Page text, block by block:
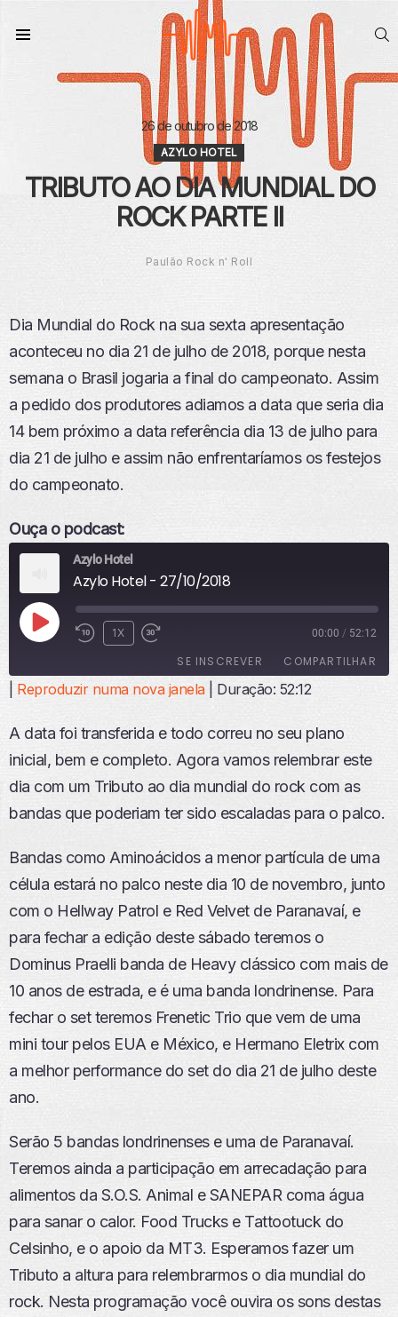
26 de outubro de 2018
AZYLO HOTEL
TRIBUTO AO DIA MUNDIAL DO
ROCK PARTE II
Paulão Rock n' Roll
Dia Mundial do Rock na sua sexta apresentação
aconteceu no dia 21 de julho de 2018, porque nesta
semana o Brasil jogaria a final do campeonato. Assim
a pedido dos produtores adiamos a data que seria dia
14 bem próximo a data referência dia 13 de julho para
dia 21 de julho e assim não enfrentaríamos os festejos
do campeonato.
Ouça o podcast:
Azylo Hotel
Azylo Hotel - 27/10/2018
R
E
U
Z
R
E
S
Ó
I
O
1X 00:00 / 52:12
SE INSCREVER COMPARTILHAR
FEED RSS
LINK
INCORPO
RAR
Reproduzir numa nova janela Duração: 52:12
A data foi transferida e todo correu no seu plano
inicial, bem e completo. Agora vamos relembrar este
dia com um Tributo ao dia mundial do rock com as
bandas que poderiam ter sido escaladas para o palco.
Bandas como Aminoácidos a menor partícula de uma
célula estará no palco neste dia 10 de novembro, junto
com o Hellway Patrol e Red Velvet de Paranavaí, e
para fechar a edição deste sábado teremos o
Dominus Praelli banda de Heavy clássico com mais de
10 anos de estrada, e é uma banda londrinense. Para
fechar o set teremos Frenetic Trio que vem de uma
mini tour pelos EUA e México, e Hermano Eletrix com
a melhor performance do set do dia 21 de julho deste
ano.
Serão 5 bandas londrinenses e uma de Paranavaí.
Teremos ainda a participação em arrecadação para
alimentos da S.O.S. Animal e SANEPAR coma água
para sanar o calor. Food Trucks e Tattootuck do
Celsinho, e o apoio da MT3. Esperamos fazer um
Tributo a altura para relembrarmos o dia mundial do
rock. Nesta programação você ouvira os sons destas